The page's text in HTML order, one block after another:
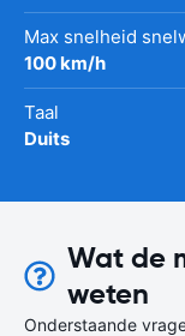
Max snelheid
100 km/h
Taal
Duits
Wat de
weten
Onderstaande